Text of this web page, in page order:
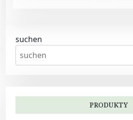
suchen
PRODUKTY